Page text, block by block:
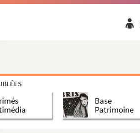
Base
Patrimoine